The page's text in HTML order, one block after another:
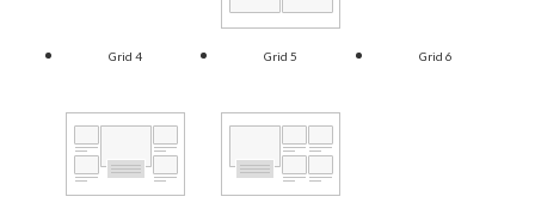
Grid 4 Grid 5 Grid 6